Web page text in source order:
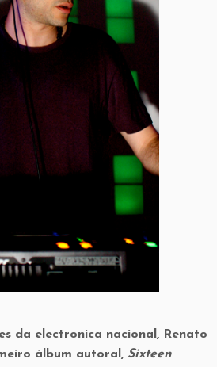
da electronica nacional, Renato
álbum autoral, Sixteen